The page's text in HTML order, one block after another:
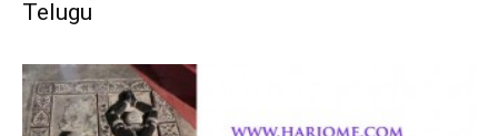
Telugu